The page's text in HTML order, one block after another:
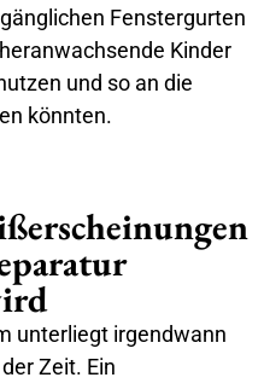
Fenstergurten
Kinder
und so an die
könnten.
unterliegt irgendwann
Zeit. Ein